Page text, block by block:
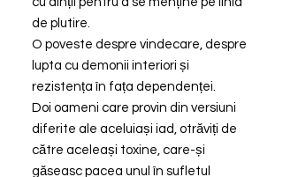
de plutire.
O poveste despre vindecare, despre
lupta cu demonii interiori și
rezistența în fața dependenței.
Doi oameni care provin din versiuni
diferite ale aceluiași iad, otrăviți de
către aceleași toxine, care-și
găseasc pacea unul în sufletul